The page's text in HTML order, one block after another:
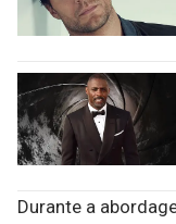
Durante a